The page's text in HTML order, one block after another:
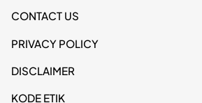
CONTACT US
PRIVACY POLICY
DISCLAIMER
KODE ETIK